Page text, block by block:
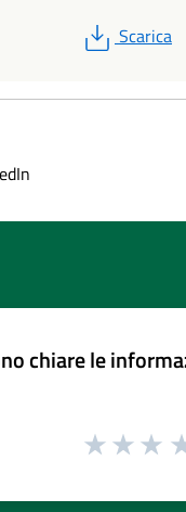
PDF
Scarica
chiare le